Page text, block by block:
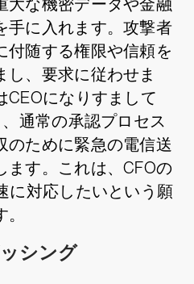
大な機密データや金融
手に入れます。攻撃者
付随する権限や信頼を
し、要求に従わせま
CEOになりすまして
通常の承認プロセス
のために緊急の電信送
ます。これは、CFOの
に対応したいという願
シング